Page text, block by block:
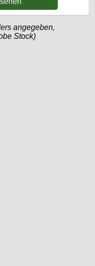
angegeben,
Stock)